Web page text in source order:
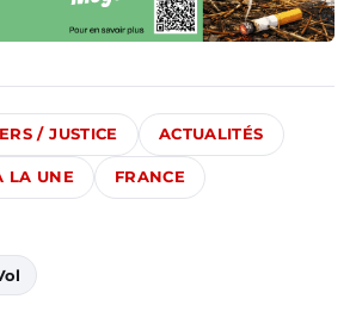
/ JUSTICE ACTUALITÉS
LA UNE FRANCE